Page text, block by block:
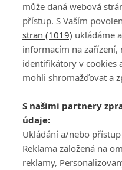
DISKUZE
Šéfredaktorkou webu jePetr
Máte-li zájem o inzerci na
Ochrana osobních údajů|
Upravit
může daná webová
přístup. S Vaším
stran (1019) ukládáme
informacím na zařízení,
identifikátory v cookies
mohli shromažďovat a
S našimi partnery
údaje:
Ukládání a/nebo
Reklama založená na
reklamy,